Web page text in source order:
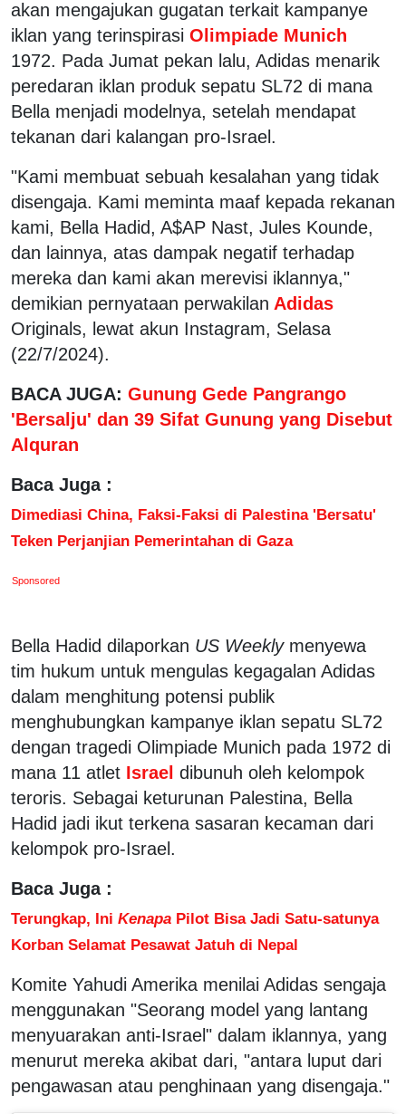
akan mengajukan gugatan terkait kampanye
iklan yang terinspirasi Olimpiade Munich
1972. Pada Jumat pekan lalu, Adidas menarik
peredaran iklan produk sepatu SL72 di mana
Bella menjadi modelnya, setelah mendapat
tekanan dari kalangan pro-Israel.
"Kami membuat sebuah kesalahan yang tidak
disengaja. Kami meminta maaf kepada rekanan
kami, Bella Hadid, A$AP Nast, Jules Kounde,
dan lainnya, atas dampak negatif terhadap
mereka dan kami akan merevisi iklannya,"
demikian pernyataan perwakilan Adidas
Originals, lewat akun Instagram, Selasa
(22/7/2024).
BACA JUGA: Gunung Gede Pangrango
'Bersalju' dan 39 Sifat Gunung yang Disebut
Alquran
Baca Juga :
Dimediasi China, Faksi-Faksi di Palestina 'Bersatu'
Teken Perjanjian Pemerintahan di Gaza
Sponsored
Bella Hadid dilaporkan US Weeklymenyewa
tim hukum untuk mengulas kegagalan Adidas
dalam menghitung potensi publik
menghubungkan kampanye iklan sepatu SL72
dengan tragedi Olimpiade Munich pada 1972 di
mana 11 atlet Israel dibunuh oleh kelompok
teroris. Sebagai keturunan Palestina, Bella
Hadid jadi ikut terkena sasaran kecaman dari
kelompok pro-Israel.
Baca Juga :
Terungkap, Ini Kenapa Pilot Bisa Jadi Satu-satunya
Korban Selamat Pesawat Jatuh di Nepal
Komite Yahudi Amerika menilai Adidas sengaja
menggunakan "Seorang model yang lantang
menyuarakan anti-Israel" dalam iklannya, yang
menurut mereka akibat dari, "antara luput dari
pengawasan atau penghinaan yang disengaja."